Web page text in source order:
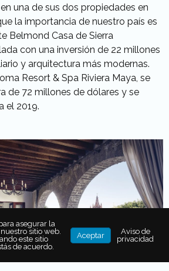
una de sus dos propiedades en
la importancia de nuestro país es
Belmond Casa de Sierra
con una inversión de 22 millones
y arquitectura más modernas.
Resort & Spa Riviera Maya, se
de 72 millones de dólares y se
el 2019.
asegurar la
sitio web.
este sitio
de acuerdo.
Aceptar
Aviso de
privacidad